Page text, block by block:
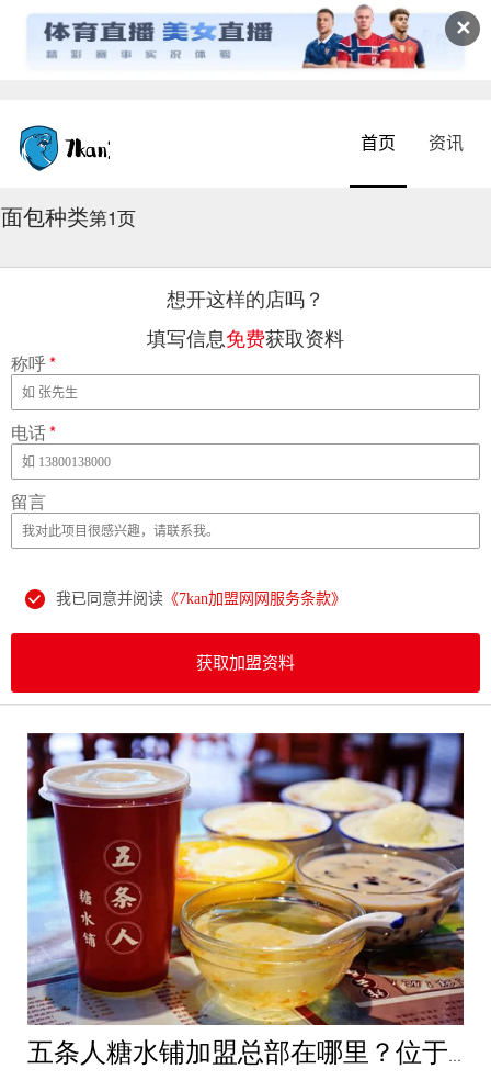
✕
首页 资讯
面包种类第1页
想开这样的店吗？
填写信息免费获取资料
称呼*
电话*
留言
我已同意并阅读 《7kan加盟网网服务条款》
获取加盟资料
五条人糖水铺加盟总部在哪里？位于福建厦门欢迎大家前来考察